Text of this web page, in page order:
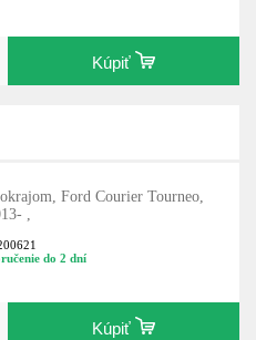
Kúpiť
Ford Courier Tourneo,
,
do 2 dní
Kúpiť